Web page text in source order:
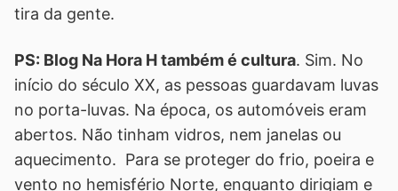
tira da gente.
PS: Blog Na Hora H também é cultura. Sim. No
início do século XX, as pessoas guardavam luvas
no porta-luvas. Na época, os automóveis eram
abertos. Não tinham vidros, nem janelas ou
aquecimento. Para se proteger do frio, poeira e
vento no hemisfério Norte, enquanto dirigiam e